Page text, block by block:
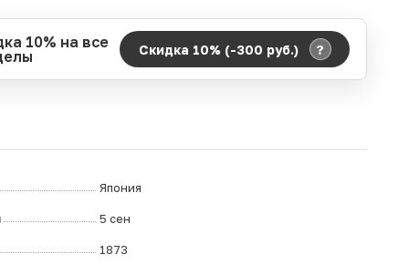
10% на все
Скидка 10% (-300 руб.) ?
Япония
5 сен
1873